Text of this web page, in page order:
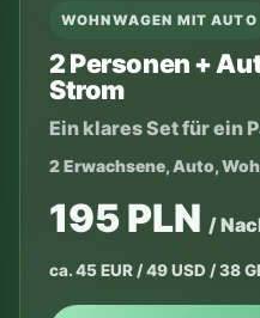
WOHNWAGEN MIT AUTO
2 Personen +
Strom
Ein klares Set für ein
2 Erwachsene, Auto,
195 PLN /
ca. 45 EUR / 49 USD / 38